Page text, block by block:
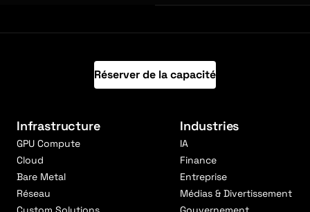
Réserver de la capacité
Infrastructure
GPU Compute
Cloud
Bare Metal
Réseau
Industries
IA
Finance
Entreprise
Médias & Divertissement